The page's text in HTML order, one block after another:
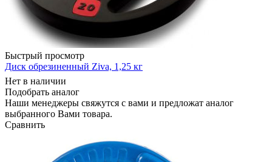
Быстрый просмотр
Диск обрезиненный Ziva, 1,25 кг
Нет в наличии
Подобрать аналог
Наши менеджеры свяжутся с вами и предложат аналог
выбранного Вами товара.
Сравнить